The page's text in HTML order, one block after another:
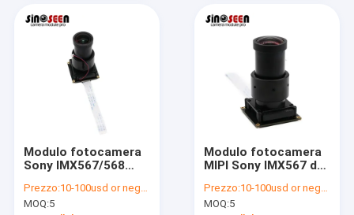
Modulo fotocamera
Sony IMX567/568
obturatore globale
Prezzo:10-100usd or negotiable
MOQ:5
Modulo fotocamera
MIPI Sony IMX567 da
globale a 214fps
Prezzo:10-100usd or negotiable
MOQ:5